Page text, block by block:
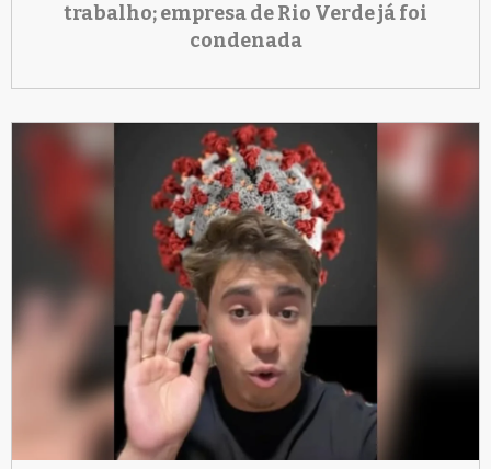
trabalho; empresa de Rio Verde já foi
condenada